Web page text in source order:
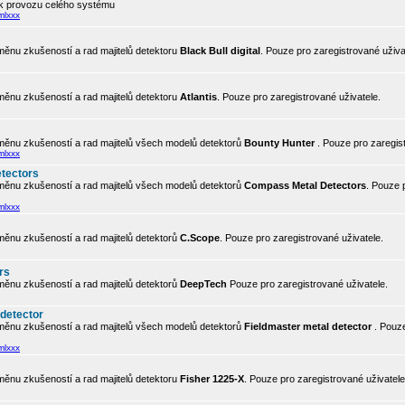
provozu celého systému
zkušeností a rad majitelů detektoru Black Bull digital . Pouze pro zaregistrované
zkušeností a rad majitelů detektoru Atlantis . Pouze pro zaregistrované uživatele.
zkušeností a rad majitelů všech modelů detektorů Bounty Hunter . Pouze pro
zkušeností a rad majitelů všech modelů detektorů Compass Metal Detectors .
zkušeností a rad majitelů detektorů C.Scope . Pouze pro zaregistrované uživatele.
zkušeností a rad majitelů detektorů DeepTech Pouze pro zaregistrované uživatele.
zkušeností a rad majitelů všech modelů detektorů Fieldmaster metal detector.
zkušeností a rad majitelů detektoru Fisher 1225-X . Pouze pro zaregistrované